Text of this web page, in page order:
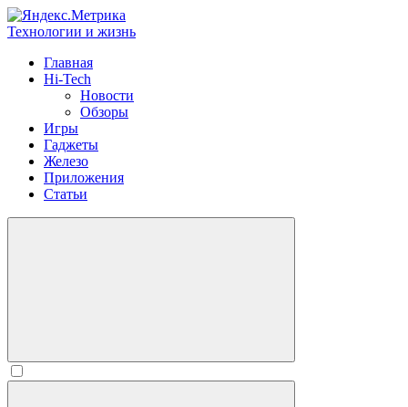
Технологии и жизнь
Главная
Hi-Tech
Новости
Обзоры
Игры
Гаджеты
Железо
Приложения
Статьи